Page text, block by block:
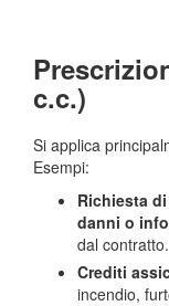
c.c.)
Si applica
Esempi:
Richiesta
danni o
dal contratto.
Crediti
incendio,